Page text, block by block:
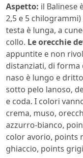
Aspetto: il Balinese
2,5 e 5 chilogrammi)
testa è lunga, a
collo. Le orecchie
appuntite e non
distanziati, di
naso è lungo e
sotto pelo lanoso,
e coda. I colori
crema, muso,
azzurro-bianco,
color avorio, points
ghiaccio, points